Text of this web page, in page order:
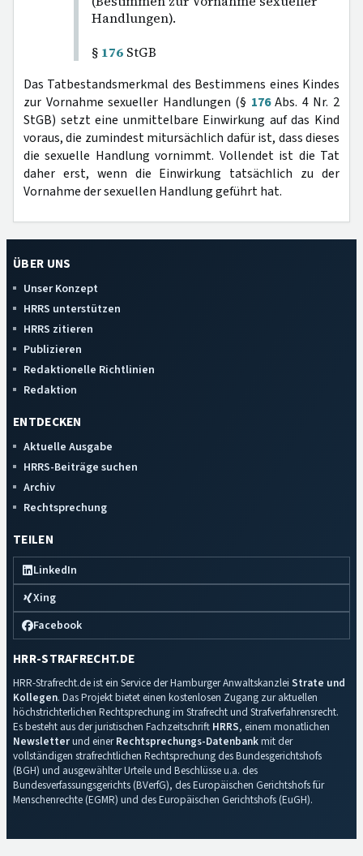
Handlungen).
§ 176 StGB
Das Tatbestandsmerkmal des Bestimmens eines Kindes
zur Vornahme sexueller Handlungen (§ 176Abs. 4 Nr. 2
StGB) setzt eine unmittelbare Einwirkung auf das Kind
voraus, die zumindest mitursächlich dafür ist, dass dieses
die sexuelle Handlung vornimmt. Vollendet ist die Tat
daher erst, wenn die Einwirkung tatsächlich zu der
Vornahme der sexuellen Handlung geführt hat.
ÜBER UNS
Unser Konzept
HRRS unterstützen
HRRS zitieren
Publizieren
Redaktionelle Richtlinien
Redaktion
ENTDECKEN
Aktuelle Ausgabe
HRRS-Beiträge suchen
Archiv
Rechtsprechung
TEILEN
LinkedIn
Xing
Facebook
HRR-STRAFRECHT.DE
HRR-Strafrecht.de ist ein Service der Hamburger Anwaltskanzlei Strate und
Kollegen. Das Projekt bietet einen kostenlosen Zugang zur aktuellen
höchstrichterlichen Rechtsprechung im Strafrecht und Strafverfahrensrecht.
Es besteht aus der juristischen Fachzeitschrift HRRS, einem monatlichen
Newsletterund einerRechtsprechungs-Datenbankmit der
vollständigen strafrechtlichen Rechtsprechung des Bundesgerichtshofs
(BGH) und ausgewählter Urteile und Beschlüsse u.a. des
Bundesverfassungsgerichts (BVerfG), des Europäischen Gerichtshofs für
Menschenrechte (EGMR) und des Europäischen Gerichtshofs (EuGH).